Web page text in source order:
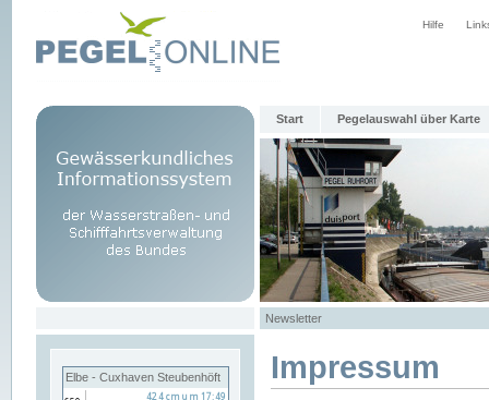
Hilfe
Start Pegelauswahl über Karte
Newsletter
Elbe - Cuxhaven Steubenhöft Impressum